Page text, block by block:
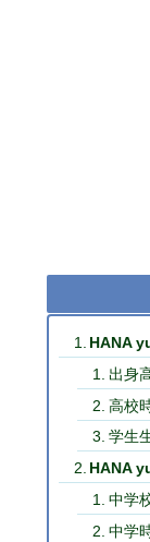
HANA
出身
高校
学生
HANA
中学
中学